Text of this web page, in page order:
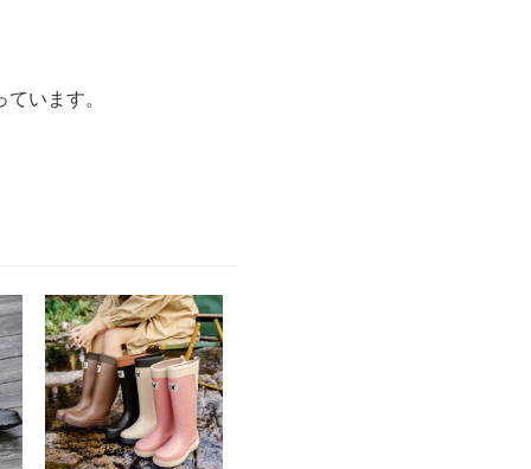
います。